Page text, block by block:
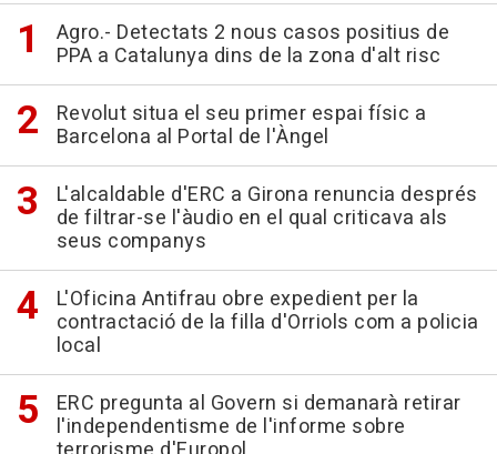
Agro.- Detectats 2 nous casos positius de
PPA a Catalunya dins de la zona d'alt risc
Revolut situa el seu primer espai físic a
Barcelona al Portal de l'Àngel
L'alcaldable d'ERC a Girona renuncia després
de filtrar-se l'àudio en el qual criticava als
seus companys
L'Oficina Antifrau obre expedient per la
contractació de la filla d'Orriols com a policia
local
ERC pregunta al Govern si demanarà retirar
l'independentisme de l'informe sobre